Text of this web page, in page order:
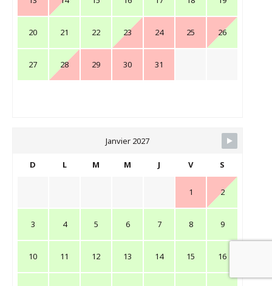
20 21 22 23 24 25 26
27 28 29 30 31
Janvier 2027
D L M M J V S
1 2
3 4 5 6 7 8 9
10 11 12 13 14 15 16